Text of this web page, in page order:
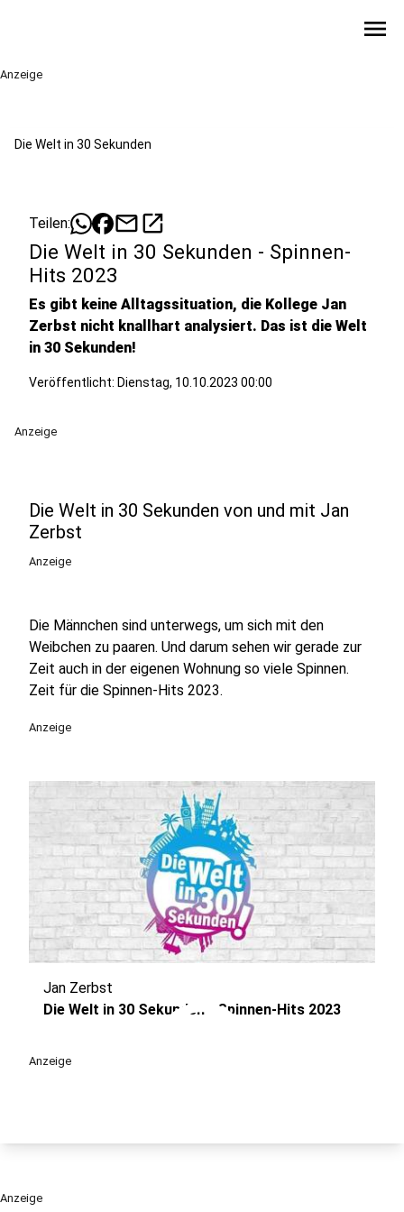
menu
Anzeige
Die Welt in 30 Sekunden
Teilen: mailopen_in_new
Die Welt in 30 Sekunden - Spinnen-
Hits 2023
Es gibt keine Alltagssituation, die Kollege Jan
Zerbst nicht knallhart analysiert. Das ist die Welt
in 30 Sekunden!
Veröffentlicht: Dienstag, 10.10.2023 00:00
Anzeige
Die Welt in 30 Sekunden von und mit Jan
Zerbst
Anzeige
Die Männchen sind unterwegs, um sich mit den
Weibchen zu paaren. Und darum sehen wir gerade zur
Zeit auch in der eigenen Wohnung so viele Spinnen.
Zeit für die Spinnen-Hits 2023.
Anzeige
play_circle
Jan Zerbst
Die Welt in 30 Sekunden - Spinnen-Hits 2023
Anzeige
Anzeige